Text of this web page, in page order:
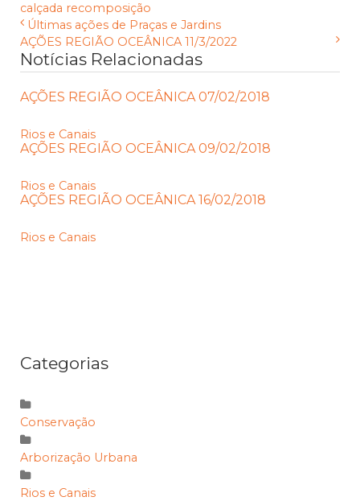
calçada recomposição
Últimas ações de Praças e Jardins
AÇÕES REGIÃO OCEÂNICA 11/3/2022
Notícias Relacionadas
AÇÕES REGIÃO OCEÂNICA 07/02/2018
Rios e Canais
AÇÕES REGIÃO OCEÂNICA 09/02/2018
Rios e Canais
AÇÕES REGIÃO OCEÂNICA 16/02/2018
Rios e Canais
Categorias
Conservação
Arborização Urbana
Rios e Canais